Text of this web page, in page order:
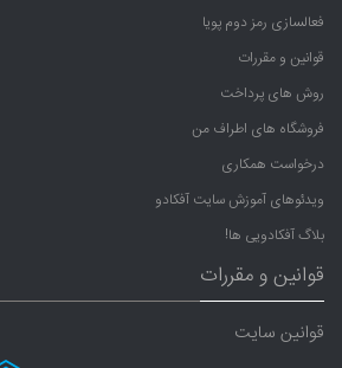
فعالسازی رمز دوم پویا
قوانین و مقررات
روش های پرداخت
فروشگاه های اطراف من
درخواست همکاری
ویدئوهای آموزش سایت آفکادو
بلاگ آفکادویی ها!
قوانین و مقررات
قوانین سایت